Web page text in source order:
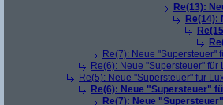
Re(13):
Re(14):
Re(7): Neue "Supersteuer"
Re(6): Neue "Supersteuer" für
Re(5): Neue "Supersteuer" für
Re(6): Neue "Supersteuer"
Re(7): Neue